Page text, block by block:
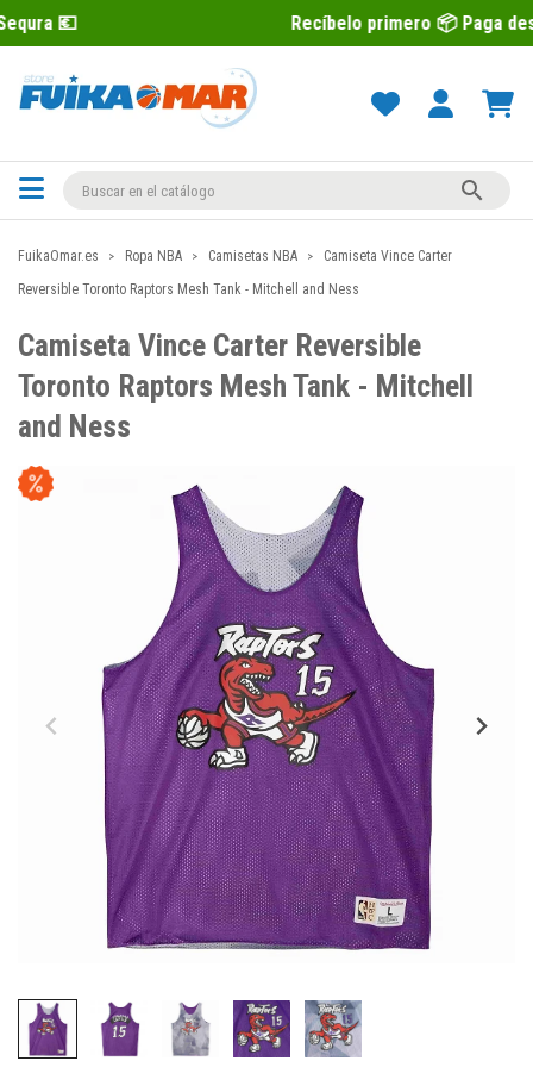
Recíbelo primero 📦 Paga después con

FuikaOmar.es Ropa NBA Camisetas NBA
Camiseta Vince Carter
Reversible Toronto Raptors Mesh Tank - Mitchell and Ness
Camiseta Vince Carter Reversible
Toronto Raptors Mesh Tank - Mitchell
and Ness